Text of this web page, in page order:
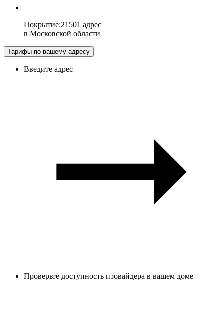
Покрытие:21501 адрес
в Московской области
Тарифы по вашему адресу
Введите адрес
Проверьте доступность провайдера в вашем доме